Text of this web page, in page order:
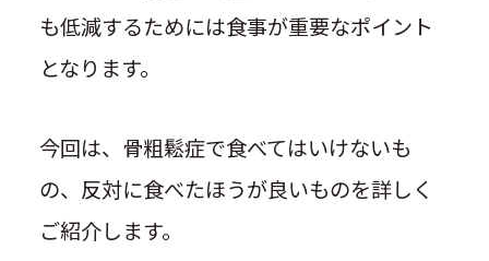
も低減するためには食事が重要なポイント
となります。
今回は、骨粗鬆症で食べてはいけないも
の、反対に食べたほうが良いものを詳しく
ご紹介します。